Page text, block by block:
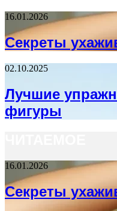
16.01.2026
Секреты
02.10.2025
Лучшие
фигуры
16.01.2026
Секреты